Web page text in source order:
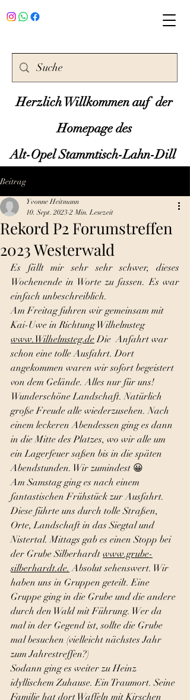
Herzlich Willkommen auf der
Homepage des
Alt-Opel Stammtisch-Lahn-Dill
Beitrag
Rekord P2 Forumstreffen
2023 Westerwald
Yvonne Heitmann
10. Sept. 2023 2 Min. Lesezeit
Es fällt mir sehr sehr schwer, dieses
Wochenende in Worte zu fassen. Es war
einfach unbeschreiblich.
Am Freitag fuhren wir gemeinsam mit
Kai-Uwe in Richtung Wilhelmsteg
www.Wilhelmsteg.de Die  Anfahrt war
schon eine tolle Ausfahrt. Dort
angekommen waren wir sofort begeistert
von dem Gelände. Alles nur für uns!
Wunderschöne Landschaft. Natürlich
große Freude alle wiederzusehen. Nach
einem leckeren Abendessen ging es dann
in die Mitte des Platzes, wo wir alle um
ein Lagerfeuer saßen bis in die späten
Abendstunden. Wir zumindest 😀
Am Samstag ging es nach einem
fantastischen Frühstück zur Ausfahrt.
Diese führte uns durch tolle Straßen,
Orte, Landschaft in das Siegtal und
Nistertal. Mittags gab es einen Stopp bei
der Grube Silberhardt www.grube-
silberhardt.de. Absolut sehenswert. Wir
haben uns in Gruppen geteilt. Eine
Gruppe ging in die Grube und die andere
durch den Wald mit Führung. Wer da
mal in der Gegend ist, sollte die Grube
mal besuchen (vielleicht nächstes Jahr
zum Jahrestreffen?)
Sodann ging es weiter zu Heinz
idyllischem Zuhause. Ein Traumort. Seine
Familie hat dort Waffeln mit Kirschen